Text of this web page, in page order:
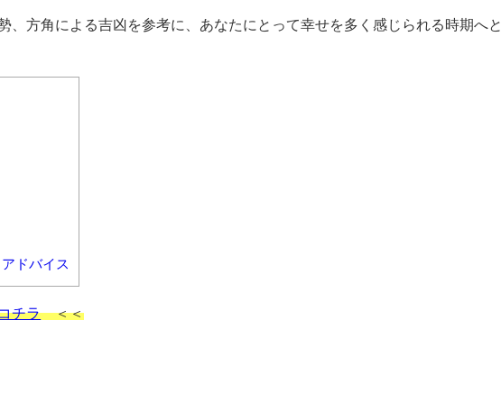
、方角による吉凶を参考に、あなたにとって幸せを多く感じられる時期へと
ドバイス
チラ＜＜